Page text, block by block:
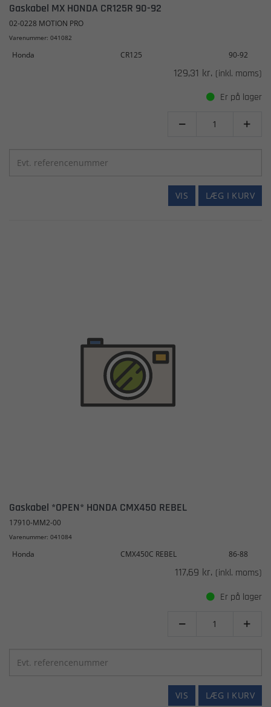
Gaskabel MX HONDA CR125R 90-92
02-0228 MOTION PRO
Varenummer: 041082
Honda CR125 90-92
129,31 kr. (inkl. moms)
Er på lager
 
LÆG I KURV
VIS
Gaskabel *OPEN* HONDA CMX450 REBEL
17910-MM2-00
Varenummer: 041084
Honda CMX450C REBEL 86-88
117,69 kr. (inkl. moms)
Er på lager
 
LÆG I KURV
VIS